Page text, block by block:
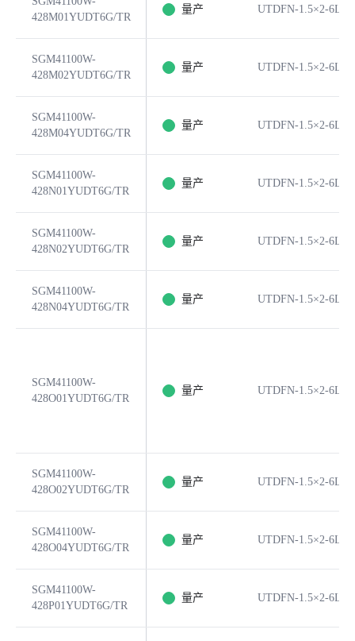
428M01YUDT6G/TR
量产 UTDFN-1.5×2-6L
SGM41100W-
428M02YUDT6G/TR
量产 UTDFN-1.5×2-6L
SGM41100W-
428M04YUDT6G/TR
量产 UTDFN-1.5×2-6L
SGM41100W-
428N01YUDT6G/TR
量产 UTDFN-1.5×2-6L
SGM41100W-
428N02YUDT6G/TR
量产 UTDFN-1.5×2-6L
SGM41100W-
428N04YUDT6G/TR
量产 UTDFN-1.5×2-6L
SGM41100W-
428O01YUDT6G/TR
量产 UTDFN-1.5×2-6L
SGM41100W-
428O02YUDT6G/TR
量产 UTDFN-1.5×2-6L
SGM41100W-
428O04YUDT6G/TR
量产 UTDFN-1.5×2-6L
SGM41100W-
428P01YUDT6G/TR
量产 UTDFN-1.5×2-6L